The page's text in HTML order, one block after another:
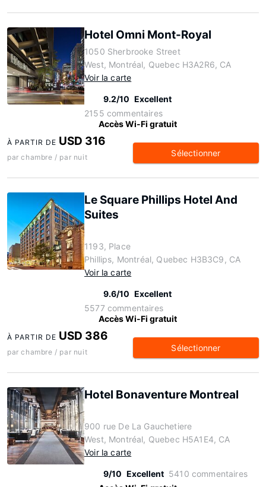
Hotel Omni Mont-Royal
1050 Sherbrooke Street
West, Montréal, Quebec H3A2R6, CA
Voir la carte
9.2/10 Excellent
2155 commentaires
Accès Wi-Fi gratuit
À PARTIR DE USD 316
par chambre / par nuit Sélectionner
Le Square Phillips Hotel And
Suites
1193, Place
Phillips, Montréal, Quebec H3B3C9, CA
Voir la carte
9.6/10 Excellent
5577 commentaires
Accès Wi-Fi gratuit
À PARTIR DE USD 386
par chambre / par nuit Sélectionner
Hotel Bonaventure Montreal
900 rue De La Gauchetiere
West, Montréal, Quebec H5A1E4, CA
Voir la carte
9/10 Excellent 5410 commentaires